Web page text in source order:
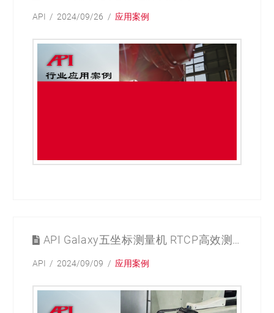
API 2024/09/26 应用案例
API Galaxy五坐标测量机 RTCP高效测量应用
API 2024/09/09 应用案例